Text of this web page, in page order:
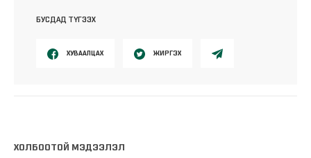
БУСДАД ТҮГЭЭХ
ХУВААЛЦАХ ЖИРГЭХ
ХОЛБООТОЙ МЭДЭЭЛЭЛ